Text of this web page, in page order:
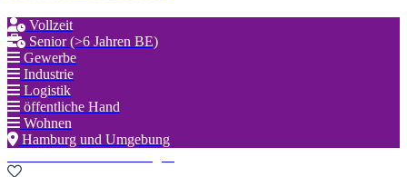
Vollzeit
Senior (>6 Jahren BE)
Gewerbe
Industrie
Logistik
öffentliche Hand
Wohnen
Hamburg und Umgebung